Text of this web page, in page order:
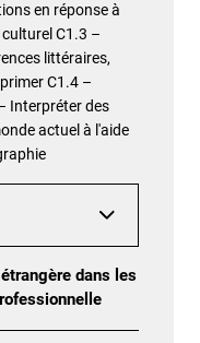
en réponse à
C1.3 –
littéraires,
C1.4 –
Interpréter des
actuel à l'aide
dans les